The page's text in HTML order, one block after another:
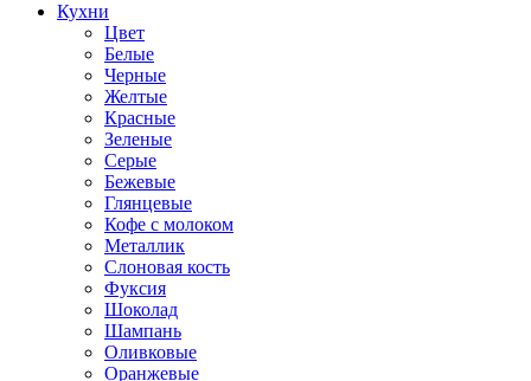
Кухни
Цвет
Белые
Черные
Желтые
Красные
Зеленые
Серые
Бежевые
Глянцевые
Кофе с молоком
Металлик
Слоновая кость
Фуксия
Шоколад
Шампань
Оливковые
Оранжевые